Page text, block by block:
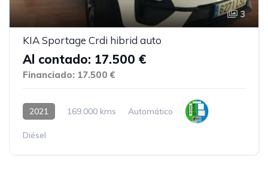
3
KIA Sportage Crdi hibrid auto
Al contado: 17.500 €
Financiado: 17.500 €
2021 169.000 kms Automático
Diésel